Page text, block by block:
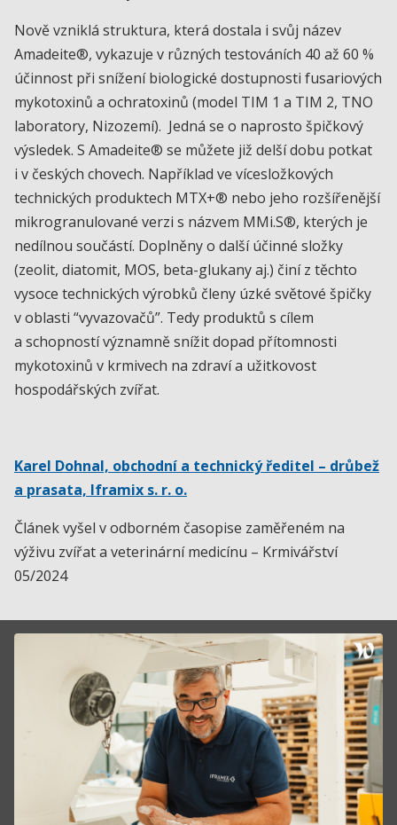
Nově vzniklá struktura, která dostala i svůj název
Amadeite®, vykazuje v různých testováních 40 až 60 %
účinnost při snížení biologické dostupnosti fusariových
mykotoxinů a ochratoxinů (model TIM 1 a TIM 2, TNO
laboratory, Nizozemí). Jedná se o naprosto špičkový
výsledek. S Amadeite® se můžete již delší dobu potkat
i v českých chovech. Například ve vícesložkových
technických produktech MTX+® nebo jeho rozšířenější
mikrogranulované verzi s názvem MMi.S®, kterých je
nedílnou součástí. Doplněny o další účinné složky
(zeolit, diatomit, MOS, beta-glukany aj.) činí z těchto
vysoce technických výrobků členy úzké světové špičky
v oblasti “vyvazovačů”. Tedy produktů s cílem
a schopností významně snížit dopad přítomnosti
mykotoxinů v krmivech na zdraví a užitkovost
hospodářských zvířat.
Karel Dohnal, obchodní a technický ředitel – drůbež
a prasata, Iframix s. r. o.
Článek vyšel v odborném časopise zaměřeném na
výživu zvířat a veterinární medicínu – Krmivářství
05/2024